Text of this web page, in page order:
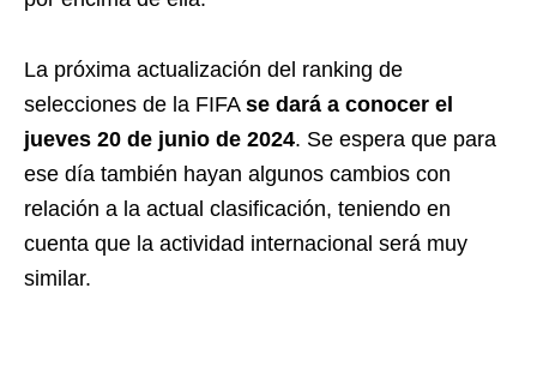
La próxima actualización del ranking de
selecciones de la FIFA se dará a conocer el
jueves 20 de junio de 2024. Se espera que para
ese día también hayan algunos cambios con
relación a la actual clasificación, teniendo en
cuenta que la actividad internacional será muy
similar.